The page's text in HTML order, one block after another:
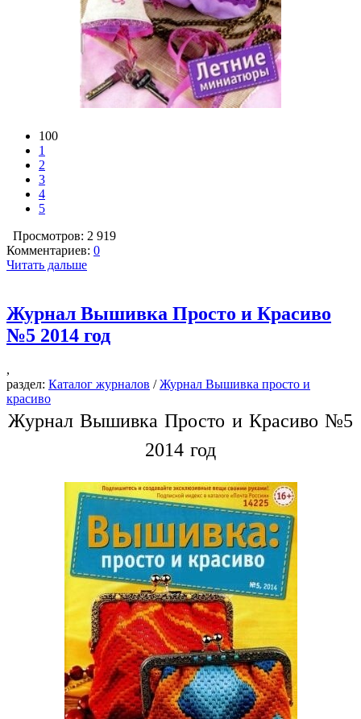
100
1
2
3
4
5
Просмотров: 2 919
Комментариев: 0
Читать дальше
Журнал Вышивка Просто и Красиво
№5 2014 год
,
раздел: Каталог журналов /Журнал Вышивка просто и
красиво
Журнал Вышивка Просто и Красиво №5
2014 год